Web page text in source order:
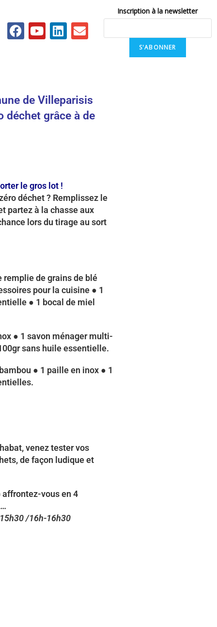
Inscription à la newsletter
S'ABONNER
de Villeparisis
déchet grâce à de
le gros lot !
déchet ? Remplissez le
partez à la chasse aux
lors du tirage au sort
remplie de grains de blé
pour la cuisine ● 1
● 1 bocal de miel
● 1 savon ménager multi-
sans huile essentielle.
● 1 paille en inox ● 1
venez tester vos
de façon ludique et
affrontez-vous en 4
/16h-16h30